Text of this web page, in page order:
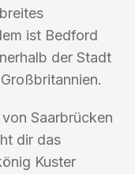
ist Bedford
der Stadt
Saarbrücken
dir das
Kuster